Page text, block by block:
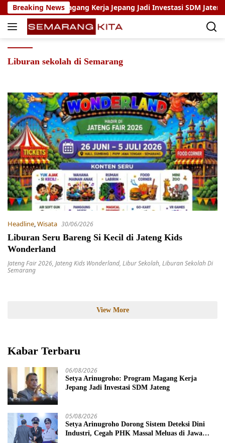
Skip
to
content
Breaking News
Program Magang Kerja Jepang Jadi Investasi SDM Jateng
Liburan sekolah di Semarang
Headline,Wisata 30/06/2026
Liburan Seru Bareng Si Kecil di Jateng Kids
Wonderland
Jateng Fair 2026, Jateng Kids Wonderland, Libur Sekolah, Liburan Sekolah Di
Semarang
View More
Kabar Terbaru
06/08/2026
Setya Arinugroho: Program Magang Kerja
Jepang Jadi Investasi SDM Jateng
05/08/2026
Setya Arinugroho Dorong Sistem Deteksi Dini
Industri, Cegah PHK Massal Meluas di Jawa